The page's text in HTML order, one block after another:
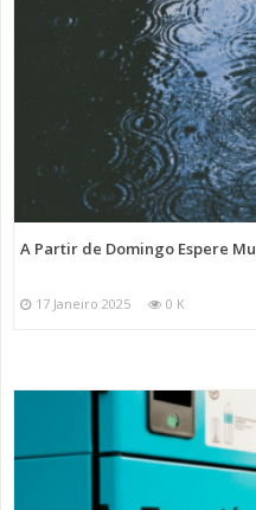
A Partir de Domingo Espere
17 Janeiro 2025 0 K